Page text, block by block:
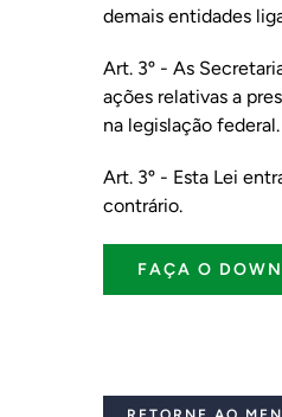
demais entidades
Art. 3º - As
ações relativas a
na legislação federal.
Art. 3º - Esta Lei
contrário.
FAÇA O